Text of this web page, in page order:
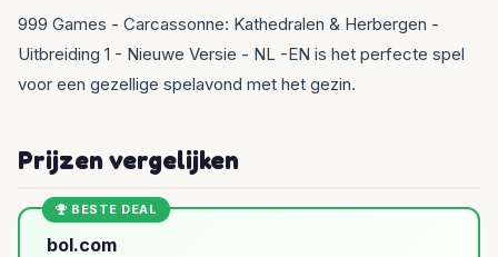
999 Games - Carcassonne: Kathedralen & Herbergen -
Uitbreiding 1 - Nieuwe Versie - NL -EN is het perfecte spel
voor een gezellige spelavond met het gezin.
Prijzen vergelijken
BESTE DEAL
bol.com